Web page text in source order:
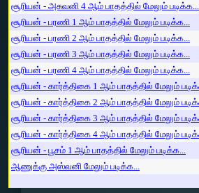
சூரியன் - அசுவனி 4 ஆம் பாதத்தில் மேலும் படிக்க...
சூரியன் - பரணி 1 ஆம் பாதத்தில் மேலும் படிக்க...
சூரியன் - பரணி 2 ஆம் பாதத்தில் மேலும் படிக்க...
சூரியன் - பரணி 3 ஆம் பாதத்தில் மேலும் படிக்க...
சூரியன் - பரணி 4 ஆம் பாதத்தில் மேலும் படிக்க...
சூரியன் - கார்த்திகை 1 ஆம் பாதத்தில் மேலும்
சூரியன் - கார்த்திகை 2 ஆம் பாதத்தில் மேலும்
சூரியன் - கார்த்திகை 3 ஆம் பாதத்தில் மேலும்
சூரியன் - கார்த்திகை 4 ஆம் பாதத்தில் மேலும்
சூரியன் - பூசம் 1 ஆம் பாதத்தில் மேலும் படிக்க...
ஆணுக்கு அஸ்வனி மேலும் படிக்க...